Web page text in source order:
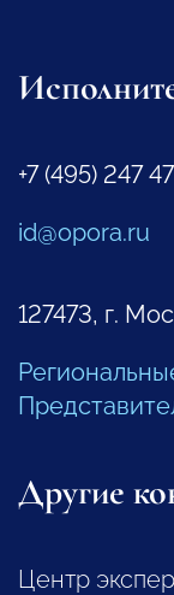
+7 (495) 247
id@opora.ru
127473, г.
Другие
Центр